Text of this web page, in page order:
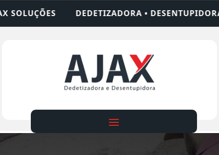
• DESENTUPIDORA • LIMPEZA DE FOSSA